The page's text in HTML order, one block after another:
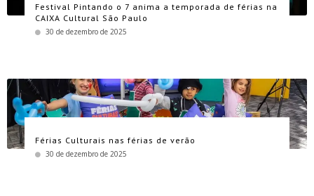
Festival Pintando o 7 anima a temporada de férias na
CAIXA Cultural São Paulo
30 de dezembro de 2025
Férias Culturais nas férias de verão
30 de dezembro de 2025